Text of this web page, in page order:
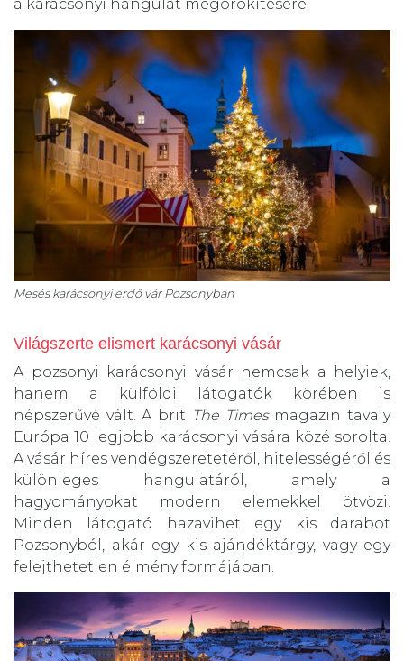
a karácsonyi hangulat megörökítésére.
Mesés karácsonyi erdő vár Pozsonyban
Világszerte elismert karácsonyi vásár
A pozsonyi karácsonyi vásár nemcsak a helyiek,
hanem a külföldi látogatók körében is
népszerűvé vált. A brit The Timesmagazin tavaly
Európa 10 legjobb karácsonyi vására közé sorolta.
A vásár híres vendégszeretetéről, hitelességéről és
különleges hangulatáról, amely a
hagyományokat modern elemekkel ötvözi.
Minden látogató hazavihet egy kis darabot
Pozsonyból, akár egy kis ajándéktárgy, vagy egy
felejthetetlen élmény formájában.